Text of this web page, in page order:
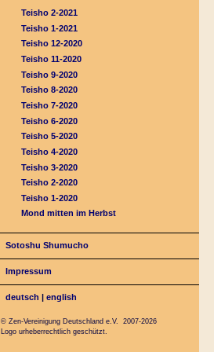
Teisho 2-2021
Teisho 1-2021
Teisho 12-2020
Teisho 11-2020
Teisho 9-2020
Teisho 8-2020
Teisho 7-2020
Teisho 6-2020
Teisho 5-2020
Teisho 4-2020
Teisho 3-2020
Teisho 2-2020
Teisho 1-2020
Mond mitten im Herbst
Sotoshu Shumucho
Impressum
deutsch |english
© Zen-Vereinigung Deutschland e.V. 2007-2026
Logo urheberrechtlich geschützt.